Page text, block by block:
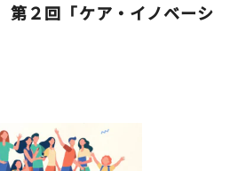
２回「ケア・イノベーシ